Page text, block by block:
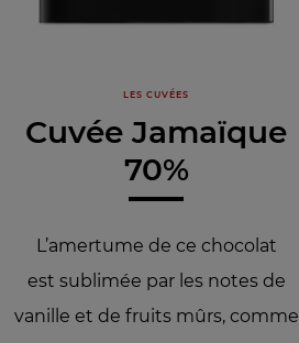
LES CUVÉES
Cuvée Jamaïque
70%
L’amertume de ce chocolat
est sublimée par les notes de
vanille et de fruits mûrs, comme